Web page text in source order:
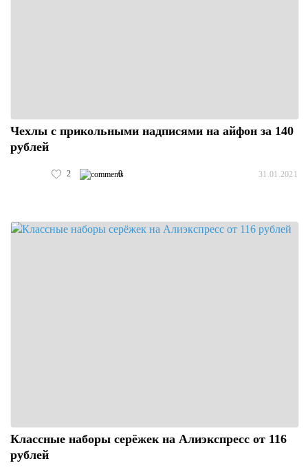
Чехлы с прикольными надписями на айфон за 140
рублей
2 0 31.01.2021
Классные наборы серёжек на Алиэкспресс от 116
рублей